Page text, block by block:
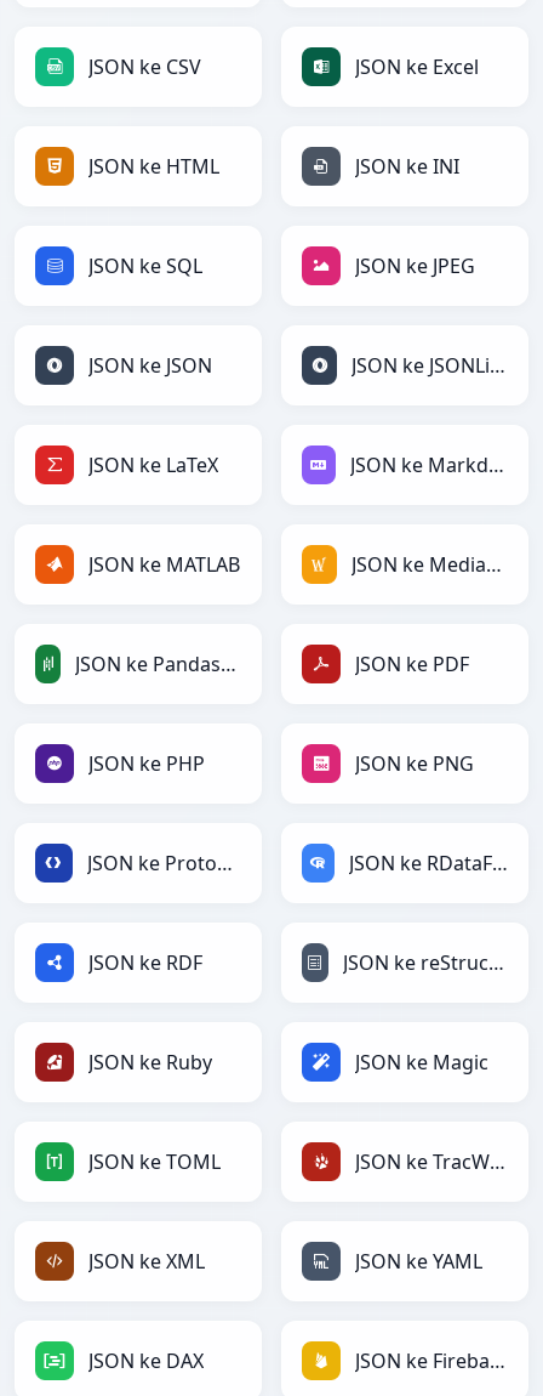
JSON ke CSV JSON ke Excel
JSON ke HTML JSON ke INI
JSON ke SQL JSON ke JPEG
JSON ke JSON JSON ke JSONLines
JSON ke LaTeX JSON ke Markdown
JSON ke MATLAB JSON ke MediaWiki
JSON ke PandasDataFrame JSON ke PDF
JSON ke PHP JSON ke PNG
JSON ke Protobuf JSON ke RDataFrame
JSON ke RDF JSON ke reStructuredText
JSON ke Ruby JSON ke Magic
JSON ke TOML JSON ke TracWiki
JSON ke XML JSON ke YAML
JSON ke DAX JSON ke Firebase